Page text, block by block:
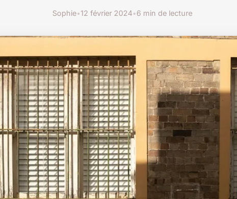
Sophie•12 février 2024•6 min de lecture